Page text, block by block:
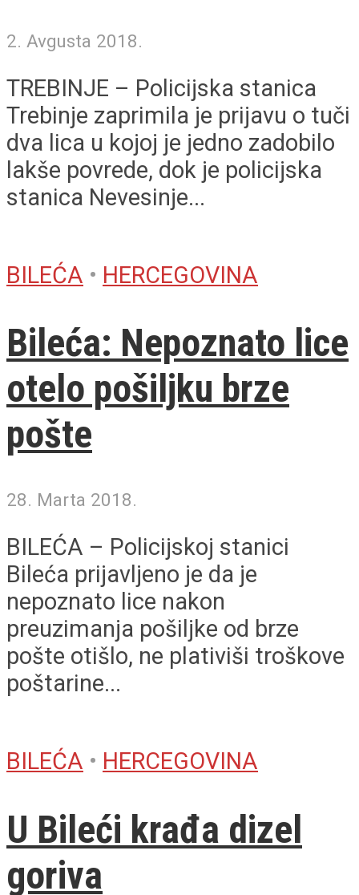
2. Avgusta 2018.
TREBINJE – Policijska stanica
Trebinje zaprimila je prijavu o tuči
dva lica u kojoj je jedno zadobilo
lakše povrede, dok je policijska
stanica Nevesinje...
BILEĆA • HERCEGOVINA
Bileća: Nepoznato lice
otelo pošiljku brze
pošte
28. Marta 2018.
BILEĆA – Policijskoj stanici
Bileća prijavljeno je da je
nepoznato lice nakon
preuzimanja pošiljke od brze
pošte otišlo, ne plativiši troškove
poštarine...
BILEĆA • HERCEGOVINA
U Bileći krađa dizel
goriva